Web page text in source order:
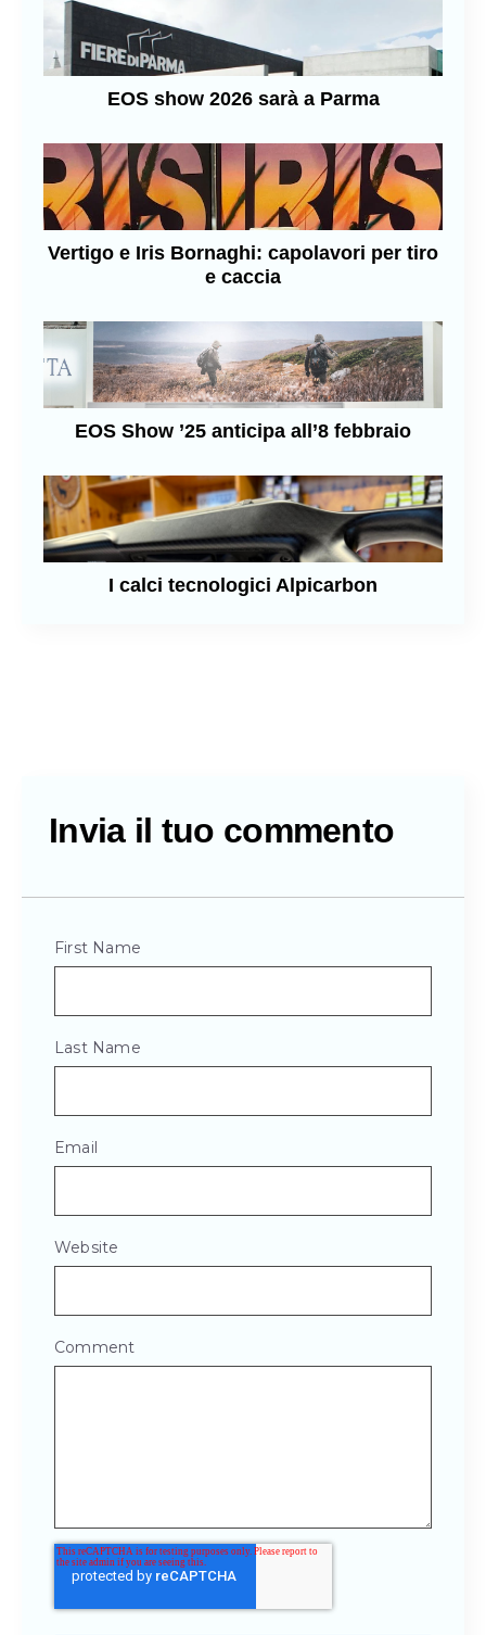
EOS show 2026 sarà a Parma
Vertigo e Iris Bornaghi: capolavori per tiro
e caccia
EOS Show ’25 anticipa all’8 febbraio
I calci tecnologici Alpicarbon
Invia il tuo commento
First Name
Last Name
Email
Website
Comment